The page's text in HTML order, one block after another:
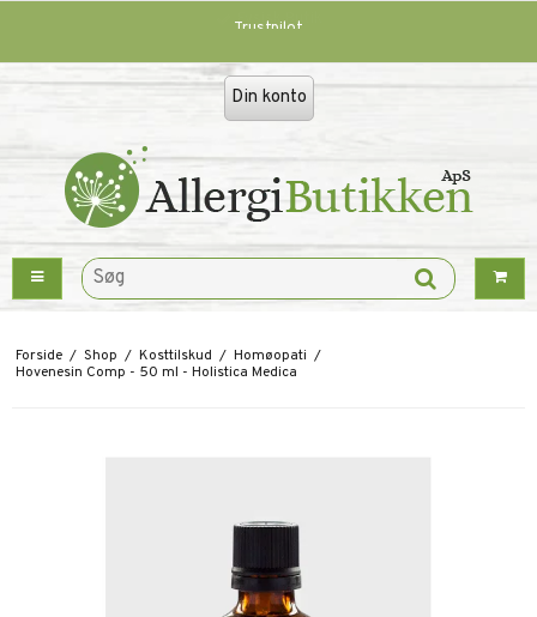
Trustpilot
Din konto
Forside / Shop / Kosttilskud / Homøopati /
Hovenesin Comp - 50 ml - Holistica Medica